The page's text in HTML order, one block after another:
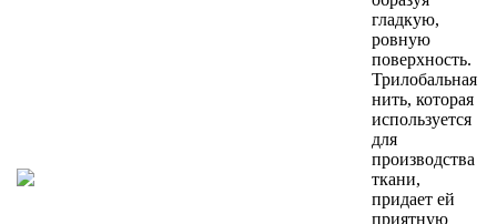
гладкую,
ровную
поверхность.
Трилобальная
нить, которая
используется
для
производства
ткани,
придает ей
приятную